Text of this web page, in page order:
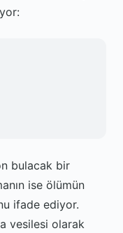
bulacak bir
ise ölümün
ifade ediyor.
vesilesi olarak